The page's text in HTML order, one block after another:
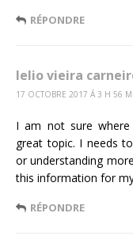
RÉPONDRE
lelio vieira
17 OCTOBRE 2017 Á 3 H 56
I am not sure
great topic. I needs
or understanding
this information for
RÉPONDRE